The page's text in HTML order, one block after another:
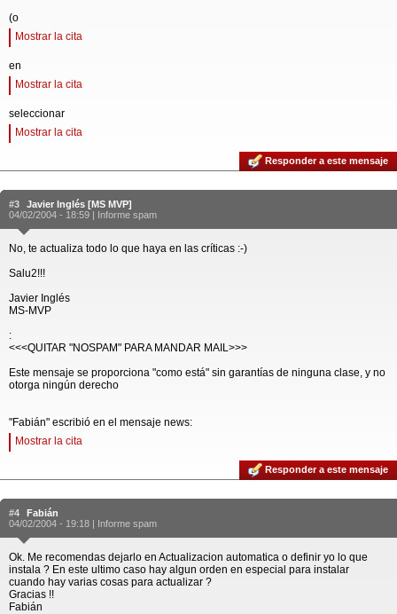
(o
Mostrar la cita
en
Mostrar la cita
seleccionar
Mostrar la cita
Responder a este mensaje
#3
Javier Inglés [MS MVP]
04/02/2004 - 18:59 | Informe spam
No, te actualiza todo lo que haya en las críticas :-)
Salu2!!!
Javier Inglés
MS-MVP
:
<<<QUITAR "NOSPAM" PARA MANDAR MAIL>>>
Este mensaje se proporciona "como está" sin garantías de ninguna clase, y no
otorga ningún derecho
"Fabián" escribió en el mensaje news:
Mostrar la cita
Responder a este mensaje
#4
Fabián
04/02/2004 - 19:18 | Informe spam
Ok. Me recomendas dejarlo en Actualizacion automatica o definir yo lo que
instala ? En este ultimo caso hay algun orden en especial para instalar
cuando hay varias cosas para actualizar ?
Gracias !!
Fabián